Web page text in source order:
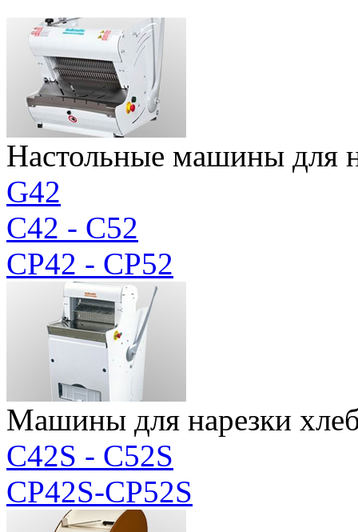
Настольные машины для
G42
C42 - C52
CP42 - CP52
Машины для нарезки
C42S - C52S
CP42S-CP52S